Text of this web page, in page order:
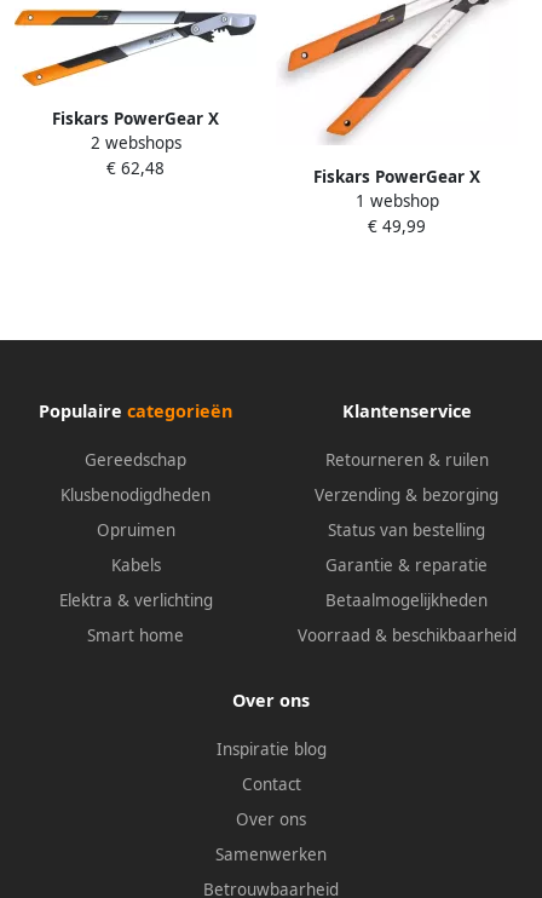
Fiskars PowerGear X
takkenschaar bypass M LX94
1020187
2 webshops
€ 62,48
Fiskars PowerGear X
takkenschaar bypass S LX92
1020186
1 webshop
€ 49,99
Populaire categorieën
Gereedschap
Klusbenodigdheden
Opruimen
Kabels
Elektra & verlichting
Smart home
Klantenservice
Retourneren & ruilen
Verzending & bezorging
Status van bestelling
Garantie & reparatie
Betaalmogelijkheden
Voorraad & beschikbaarheid
Over ons
Inspiratie blog
Contact
Over ons
Samenwerken
Betrouwbaarheid